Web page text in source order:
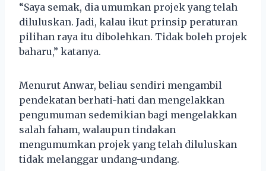
“Saya semak, dia umumkan projek yang telah
diluluskan. Jadi, kalau ikut prinsip peraturan
pilihan raya itu dibolehkan. Tidak boleh projek
baharu,” katanya.
Menurut Anwar, beliau sendiri mengambil
pendekatan berhati-hati dan mengelakkan
pengumuman sedemikian bagi mengelakkan
salah faham, walaupun tindakan
mengumumkan projek yang telah diluluskan
tidak melanggar undang-undang.